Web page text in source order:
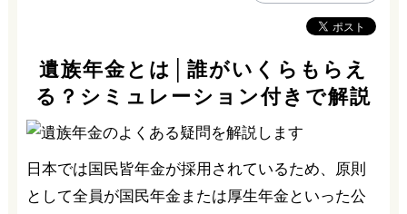
遺族年金とは│誰がいくらもらえ
る？シミュレーション付きで解説
日本では国民皆年金が採用されているため、原則
として全員が国民年金または厚生年金といった公